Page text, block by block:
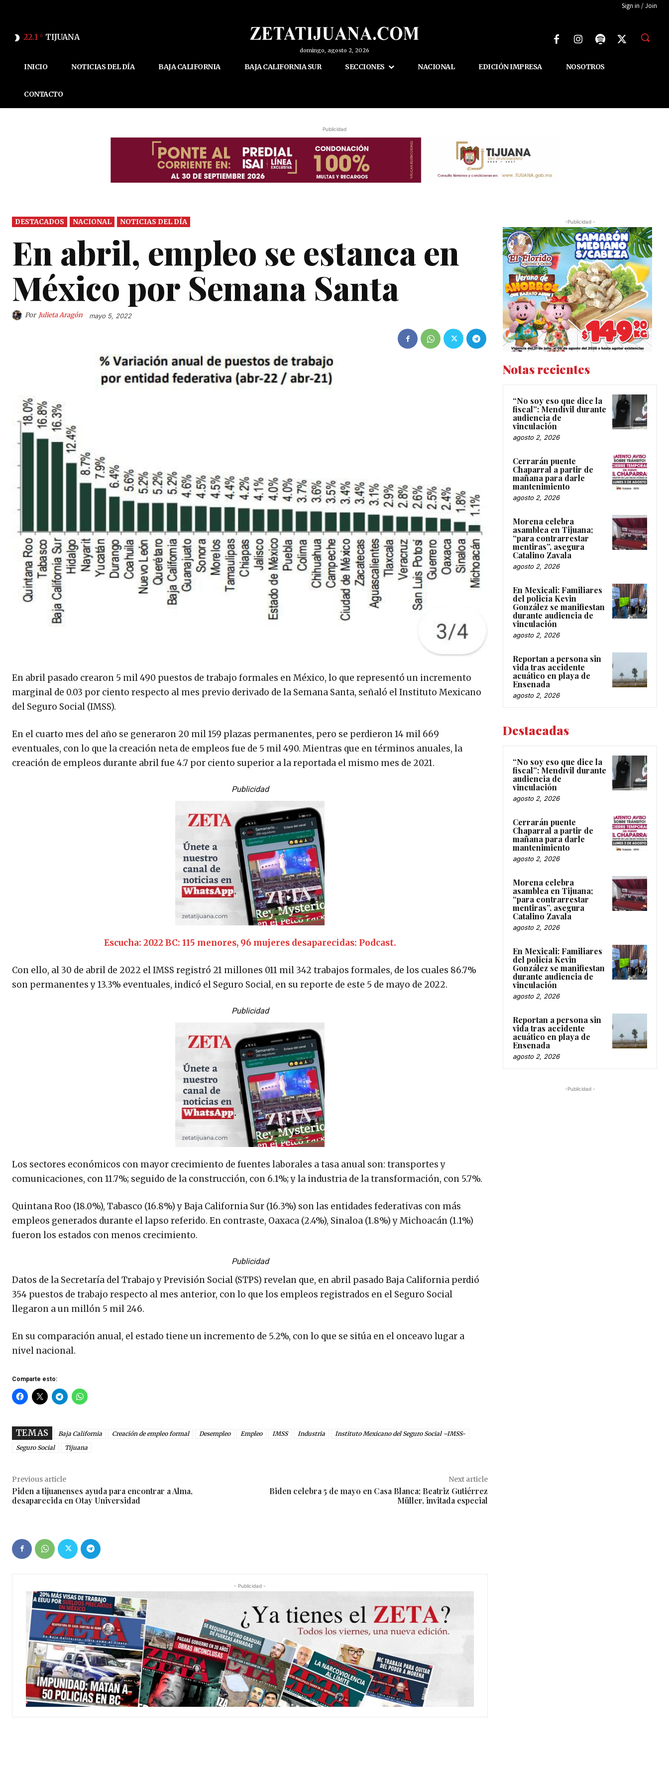
Sign in / Join
22.1 C TIJUANA
domingo, agosto 2, 2026
INICIO NOTICIAS DEL DÍA BAJA CALIFORNIA BAJA CALIFORNIA SUR SECCIONES NACIONAL EDICIÓN IMPRESA NOSOTROS
CONTACTO
Publicidad
DESTACADOS NACIONAL NOTICIAS DEL DÍA
En abril, empleo se estanca en
México por Semana Santa
Por Julieta Aragón mayo 5, 2022
En abril pasado crearon 5 mil 490 puestos de trabajo formales en México, lo que representó un incremento
marginal de 0.03 por ciento respecto al mes previo derivado de la Semana Santa, señaló el Instituto Mexicano
del Seguro Social (IMSS).
En el cuarto mes del año se generaron 20 mil 159 plazas permanentes, pero se perdieron 14 mil 669
eventuales, con lo que la creación neta de empleos fue de 5 mil 490. Mientras que en términos anuales, la
creación de empleos durante abril fue 4.7 por ciento superior a la reportada el mismo mes de 2021.
Publicidad
Escucha: 2022 BC: 115 menores, 96 mujeres desaparecidas: Podcast.
Con ello, al 30 de abril de 2022 el IMSS registró 21 millones 011 mil 342 trabajos formales, de los cuales 86.7%
son permanentes y 13.3% eventuales, indicó el Seguro Social, en su reporte de este 5 de mayo de 2022.
Publicidad
Los sectores económicos con mayor crecimiento de fuentes laborales a tasa anual son: transportes y
comunicaciones, con 11.7%; seguido de la construcción, con 6.1%; y la industria de la transformación, con 5.7%.
Quintana Roo (18.0%), Tabasco (16.8%) y Baja California Sur (16.3%) son las entidades federativas con más
empleos generados durante el lapso referido. En contraste, Oaxaca (2.4%), Sinaloa (1.8%) y Michoacán (1.1%)
fueron los estados con menos crecimiento.
Publicidad
Datos de la Secretaría del Trabajo y Previsión Social (STPS) revelan que, en abril pasado Baja California perdió
354 puestos de trabajo respecto al mes anterior, con lo que los empleos registrados en el Seguro Social
llegaron a un millón 5 mil 246.
En su comparación anual, el estado tiene un incremento de 5.2%, con lo que se sitúa en el onceavo lugar a
nivel nacional.
Comparte esto:
TEMAS Baja California Creación de empleo formal Desempleo Empleo IMSS Industria
Instituto Mexicano del Seguro Social –IMSS-
Seguro Social
Tijuana
Previous article
Piden a tijuanenses ayuda para encontrar a Alma,
desaparecida en Otay Universidad
Next article
Biden celebra 5 de mayo en Casa Blanca; Beatriz Gutiérrez
Müller, invitada especial
- Publicidad -
-Publicidad -
Notas recientes
“No soy eso que dice la
fiscal”: Mendívil durante
audiencia de
vinculación
agosto 2, 2026
Cerrarán puente
Chaparral a partir de
mañana para darle
mantenimiento
agosto 2, 2026
Morena celebra
asamblea en Tijuana;
“para contrarrestar
mentiras”, asegura
Catalino Zavala
agosto 2, 2026
En Mexicali: Familiares
del policía Kevin
González se manifiestan
durante audiencia de
vinculación
agosto 2, 2026
Reportan a persona sin
vida tras accidente
acuático en playa de
Ensenada
agosto 2, 2026
Destacadas
“No soy eso que dice la
fiscal”: Mendívil durante
audiencia de
vinculación
agosto 2, 2026
Cerrarán puente
Chaparral a partir de
mañana para darle
mantenimiento
agosto 2, 2026
Morena celebra
asamblea en Tijuana;
“para contrarrestar
mentiras”, asegura
Catalino Zavala
agosto 2, 2026
En Mexicali: Familiares
del policía Kevin
González se manifiestan
durante audiencia de
vinculación
agosto 2, 2026
Reportan a persona sin
vida tras accidente
acuático en playa de
Ensenada
agosto 2, 2026
-Publicidad -